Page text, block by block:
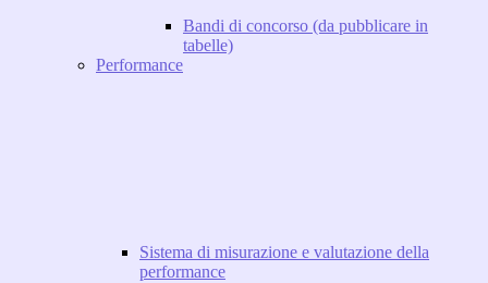
Bandi di concorso (da pubblicare in
tabelle)
Performance
Sistema di misurazione e valutazione della
performance